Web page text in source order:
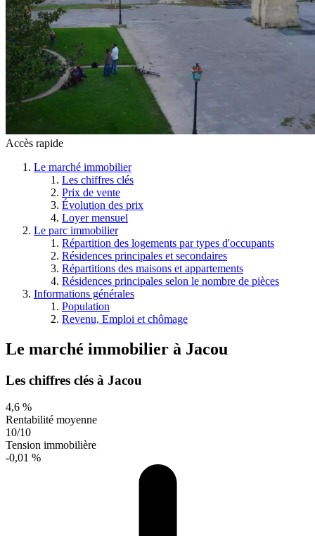
Accès rapide
Le marché immobilier
Les chiffres clés
Prix de vente
Évolution des prix
Loyer mensuel
Le parc immobilier
Répartition des logements par types d'occupants
Résidences principales et secondaires
Répartitions des maisons et appartements
Résidences principales selon le nombre de pièces
Informations générales
Population
Revenu, Emploi et chômage
Le marché immobilier à Jacou
Les chiffres clés à Jacou
4,6 %
Rentabilité moyenne
10/10
Tension immobilière
-0,01 %